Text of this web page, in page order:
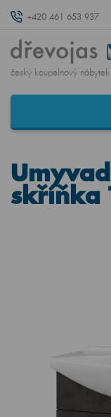
+420 461 653 937
český koupelnový nábytek
skříňka